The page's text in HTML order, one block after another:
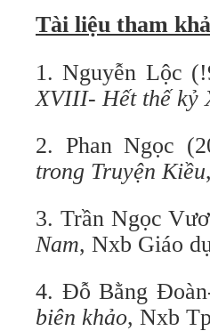
Tài liệu tham
1. Nguyễn Lộc
XVIII- Hết thế kỷ
2. Phan Ngọc
trong Truyện Kiều
3. Trần Ngọc
Nam, Nxb Giáo
4. Đỗ Bằng
biên khảo, Nxb